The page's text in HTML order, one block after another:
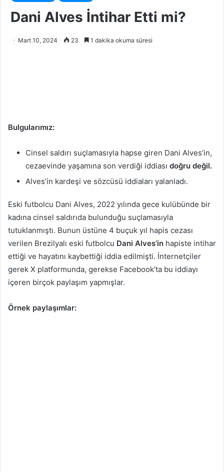
Dani Alves İntihar Etti mi?
Mart 10, 2024 23 1 dakika okuma süresi
Bulgularımız:
Cinsel saldırı suçlamasıyla hapse giren Dani Alves’in,
cezaevinde yaşamına son verdiği iddiası doğru değil.
Alves’in kardeşi ve sözcüsü iddiaları yalanladı.
Eski futbolcu Dani Alves, 2022 yılında gece kulübünde bir
kadına cinsel saldırıda bulunduğu suçlamasıyla
tutuklanmıştı. Bunun üstüne 4 buçuk yıl hapis cezası
verilen Brezilyalı eski futbolcu Dani Alves’in hapiste intihar
ettiği ve hayatını kaybettiği iddia edilmişti. İnternetçiler
gerek X platformunda, gerekse Facebook’ta bu iddiayı
içeren birçok paylaşım yapmışlar.
Örnek paylaşımlar: